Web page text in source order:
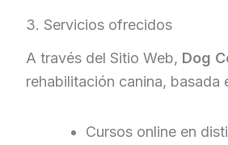
3. Servicios ofrecidos
A través del Sitio Web, Dog
rehabilitación canina,
Cursos online en